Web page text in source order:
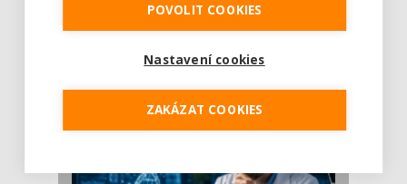
Je jen pro sportovce, přiberu po něm a ve
stravě ho mám dostatek. Znáte nejčastějš [...]
Pojem protein již nějakou dobu rezonuje
v oblasti zdraví, výživy i dlouhověkosti. Přesto
POVOLIT COOKIES
Nastavení cookies
ZAKÁZAT COOKIES